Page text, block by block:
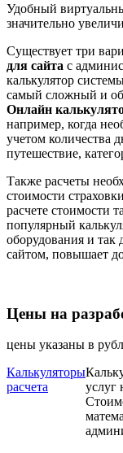
Удобный
значительно
Существует три
для сайта с
калькулятор
самый сложный и
Онлайн
например, когда
учетом количества
путешествие,
Также расчеты
стоимости
расчете стоимости
популярный
оборудования и так
сайтом, повышает
Цены на
цены указаны в
Калькуляторы
расчета
услуг